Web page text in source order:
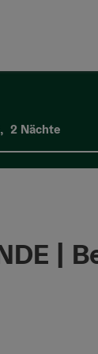
, 2 Nächte
|